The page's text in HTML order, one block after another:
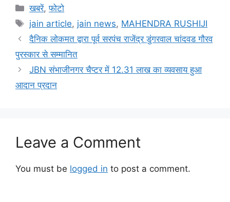
Categories
खबरें,फोटो
Tags
jain article, jain news, MAHENDRA RUSHIJI
दैनिक लोकमत द्वारा पूर्व सरपंच राजेंद्र डुंगरवाल चांदवड गौरव
पुरस्कार से सम्मानित
JBN संभाजीनगर चैप्टर में 12.31 लाख का व्यवसाय हुआ
आदान प्रदान
Leave a Comment
You must be logged in to post a comment.